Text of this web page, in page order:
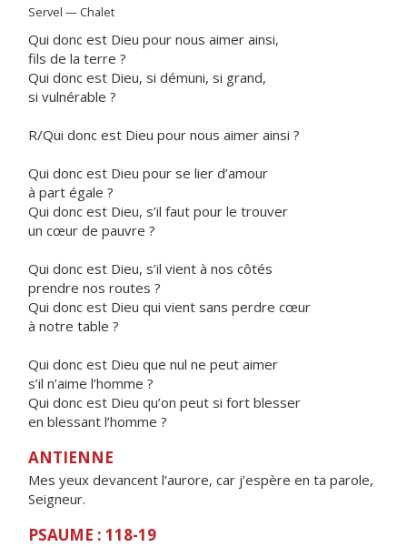
Servel — Chalet
Qui donc est Dieu pour nous aimer ainsi,
fils de la terre ?
Qui donc est Dieu, si démuni, si grand,
si vulnérable ?
R/Qui donc est Dieu pour nous aimer ainsi ?
Qui donc est Dieu pour se lier d’amour
à part égale ?
Qui donc est Dieu, s’il faut pour le trouver
un cœur de pauvre ?
Qui donc est Dieu, s’il vient à nos côtés
prendre nos routes ?
Qui donc est Dieu qui vient sans perdre cœur
à notre table ?
Qui donc est Dieu que nul ne peut aimer
s’il n’aime l’homme ?
Qui donc est Dieu qu’on peut si fort blesser
en blessant l’homme ?
ANTIENNE
Mes yeux devancent l’aurore, car j’espère en ta parole,
Seigneur.
PSAUME : 118-19